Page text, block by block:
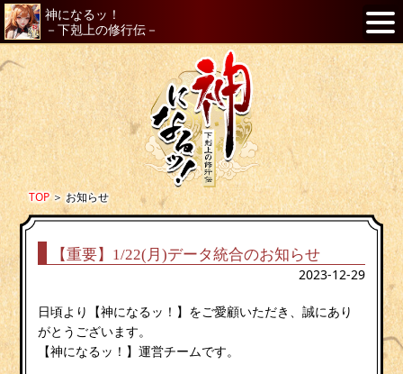
神になるッ！
－下剋上の修行伝－
TOP＞お知らせ
【重要】1/22(月)データ統合のお知らせ
2023-12-29
日頃より【神になるッ！】をご愛顧いただき、誠にあり
がとうございます。
【神になるッ！】運営チームです。